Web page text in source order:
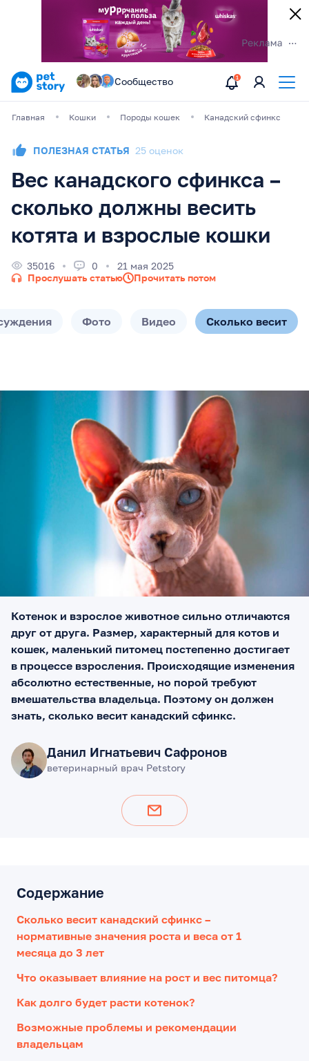
Сообщество
Главная Кошки Породы кошек Канадский сфинкс
ПОЛЕЗНАЯ СТАТЬЯ 25 оценок
Вес канадского сфинкса –
сколько должны весить
котята и взрослые кошки
35016 0
21 мая 2025
Прослушать статью
Прочитать потом
Фото Видео Сколько весит
Котенок и взрослое животное сильно отличаются
друг от друга. Размер, характерный для котов и
кошек, маленький питомец постепенно достигает
в процессе взросления. Происходящие изменения
абсолютно естественные, но порой требуют
вмешательства владельца. Поэтому он должен
знать, сколько весит канадский сфинкс.
Данил Игнатьевич Сафронов
ветеринарный врач Petstory
Содержание
Сколько весит канадский сфинкс –
нормативные значения роста и веса от 1
месяца до 3 лет
Что оказывает влияние на рост и вес питомца?
Как долго будет расти котенок?
Возможные проблемы и рекомендации
владельцам